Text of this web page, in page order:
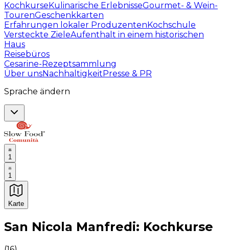
KochkurseKulinarische ErlebnisseGourmet- & Wein-
TourenGeschenkkarten
Erfahrungen lokaler ProduzentenKochschule
Versteckte ZieleAufenthalt in einem historischen
Haus
Reisebüros
Cesarine-Rezeptsammlung
Über unsNachhaltigkeitPresse & PR
Sprache ändern
1
1
Karte
Unvergessliche kulinarische Erlebnisse:
San Nicola Manfredi: Kochkurse